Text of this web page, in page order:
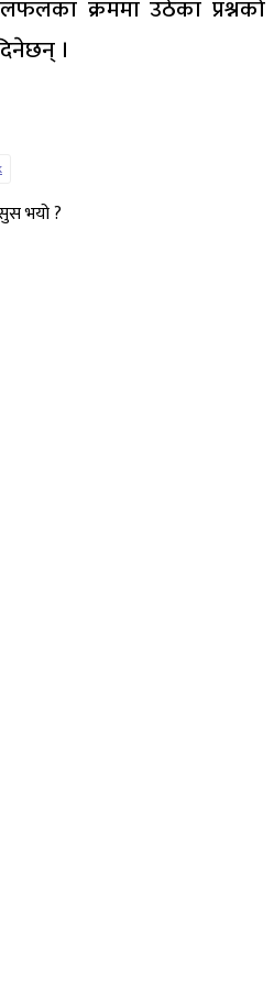
क्रममा उठेका प्रश्नको
।
भयो ?